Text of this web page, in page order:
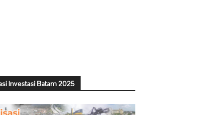
Investasi Batam 2025